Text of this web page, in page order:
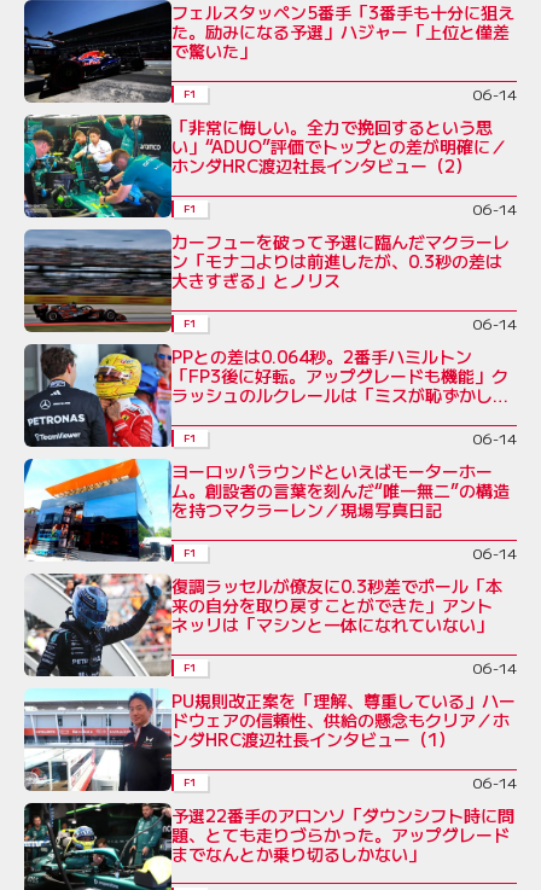
フェルスタッペン5番手「3番手も十分に狙え
た。励みになる予選」ハジャー「上位と僅差
で驚いた」
F1 06-14
「非常に悔しい。全力で挽回するという思
い」“ADUO”評価でトップとの差が明確に／
ホンダHRC渡辺社長インタビュー（2）
F1 06-14
カーフューを破って予選に臨んだマクラーレ
ン「モナコよりは前進したが、0.3秒の差は
大きすぎる」とノリス
F1 06-14
PPとの差は0.064秒。2番手ハミルトン
「FP3後に好転。アップグレードも機能」ク
ラッシュのルクレールは「ミスが恥ずかし
F1 06-14
ヨーロッパラウンドといえばモーターホー
ム。創設者の言葉を刻んだ“唯一無二”の構造
を持つマクラーレン／現場写真日記
F1 06-14
復調ラッセルが僚友に0.3秒差でポール「本
来の自分を取り戻すことができた」アント
ネッリは「マシンと一体になれていない」
F1 06-14
PU規則改正案を「理解、尊重している」ハー
ドウェアの信頼性、供給の懸念もクリア／ホ
ンダHRC渡辺社長インタビュー（1）
F1 06-14
予選22番手のアロンソ「ダウンシフト時に問
題、とても走りづらかった。アップグレード
までなんとか乗り切るしかない」